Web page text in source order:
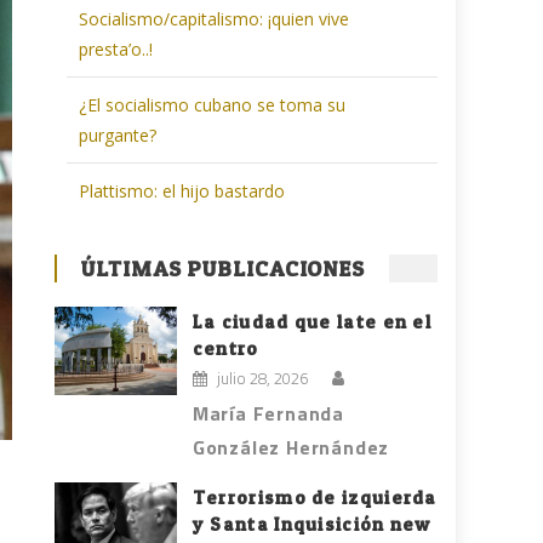
Socialismo/capitalismo: ¡quien vive
presta’o..!
¿El socialismo cubano se toma su
purgante?
Plattismo: el hijo bastardo
ÚLTIMAS PUBLICACIONES
La ciudad que late en el
centro
julio 28, 2026
María Fernanda
González Hernández
Terrorismo de izquierda
y Santa Inquisición new